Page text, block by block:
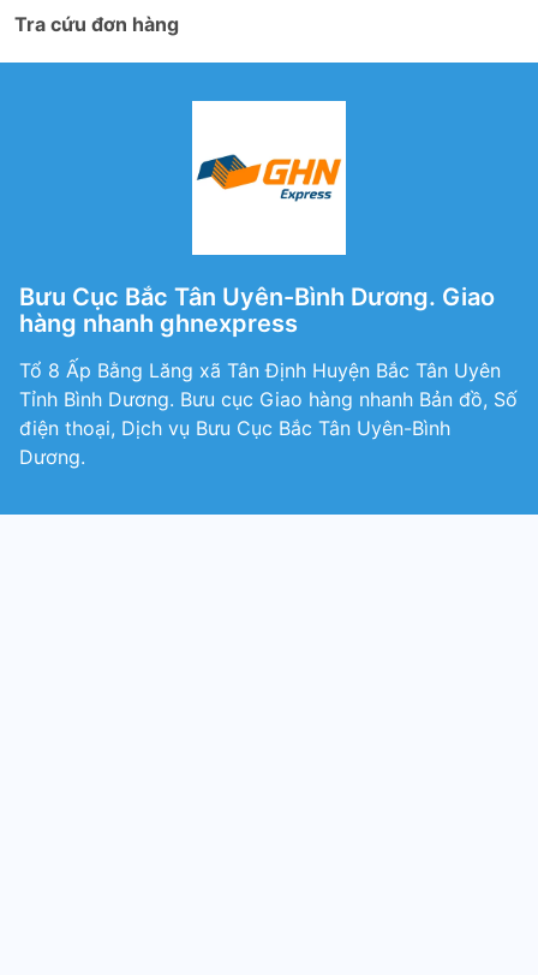
Tra cứu đơn hàng
Bưu Cục Bắc Tân Uyên-Bình Dương. Giao
hàng nhanh ghnexpress
Tổ 8 Ấp Bằng Lăng xã Tân Định Huyện Bắc Tân Uyên
Tỉnh Bình Dương. Bưu cục Giao hàng nhanh Bản đồ, Số
điện thoại, Dịch vụ Bưu Cục Bắc Tân Uyên-Bình
Dương.